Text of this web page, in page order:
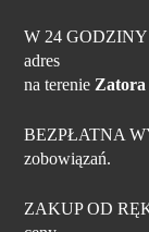
W 24 GODZINY
adres
na terenie
BEZPŁATNA
zobowiązań.
ZAKUP OD